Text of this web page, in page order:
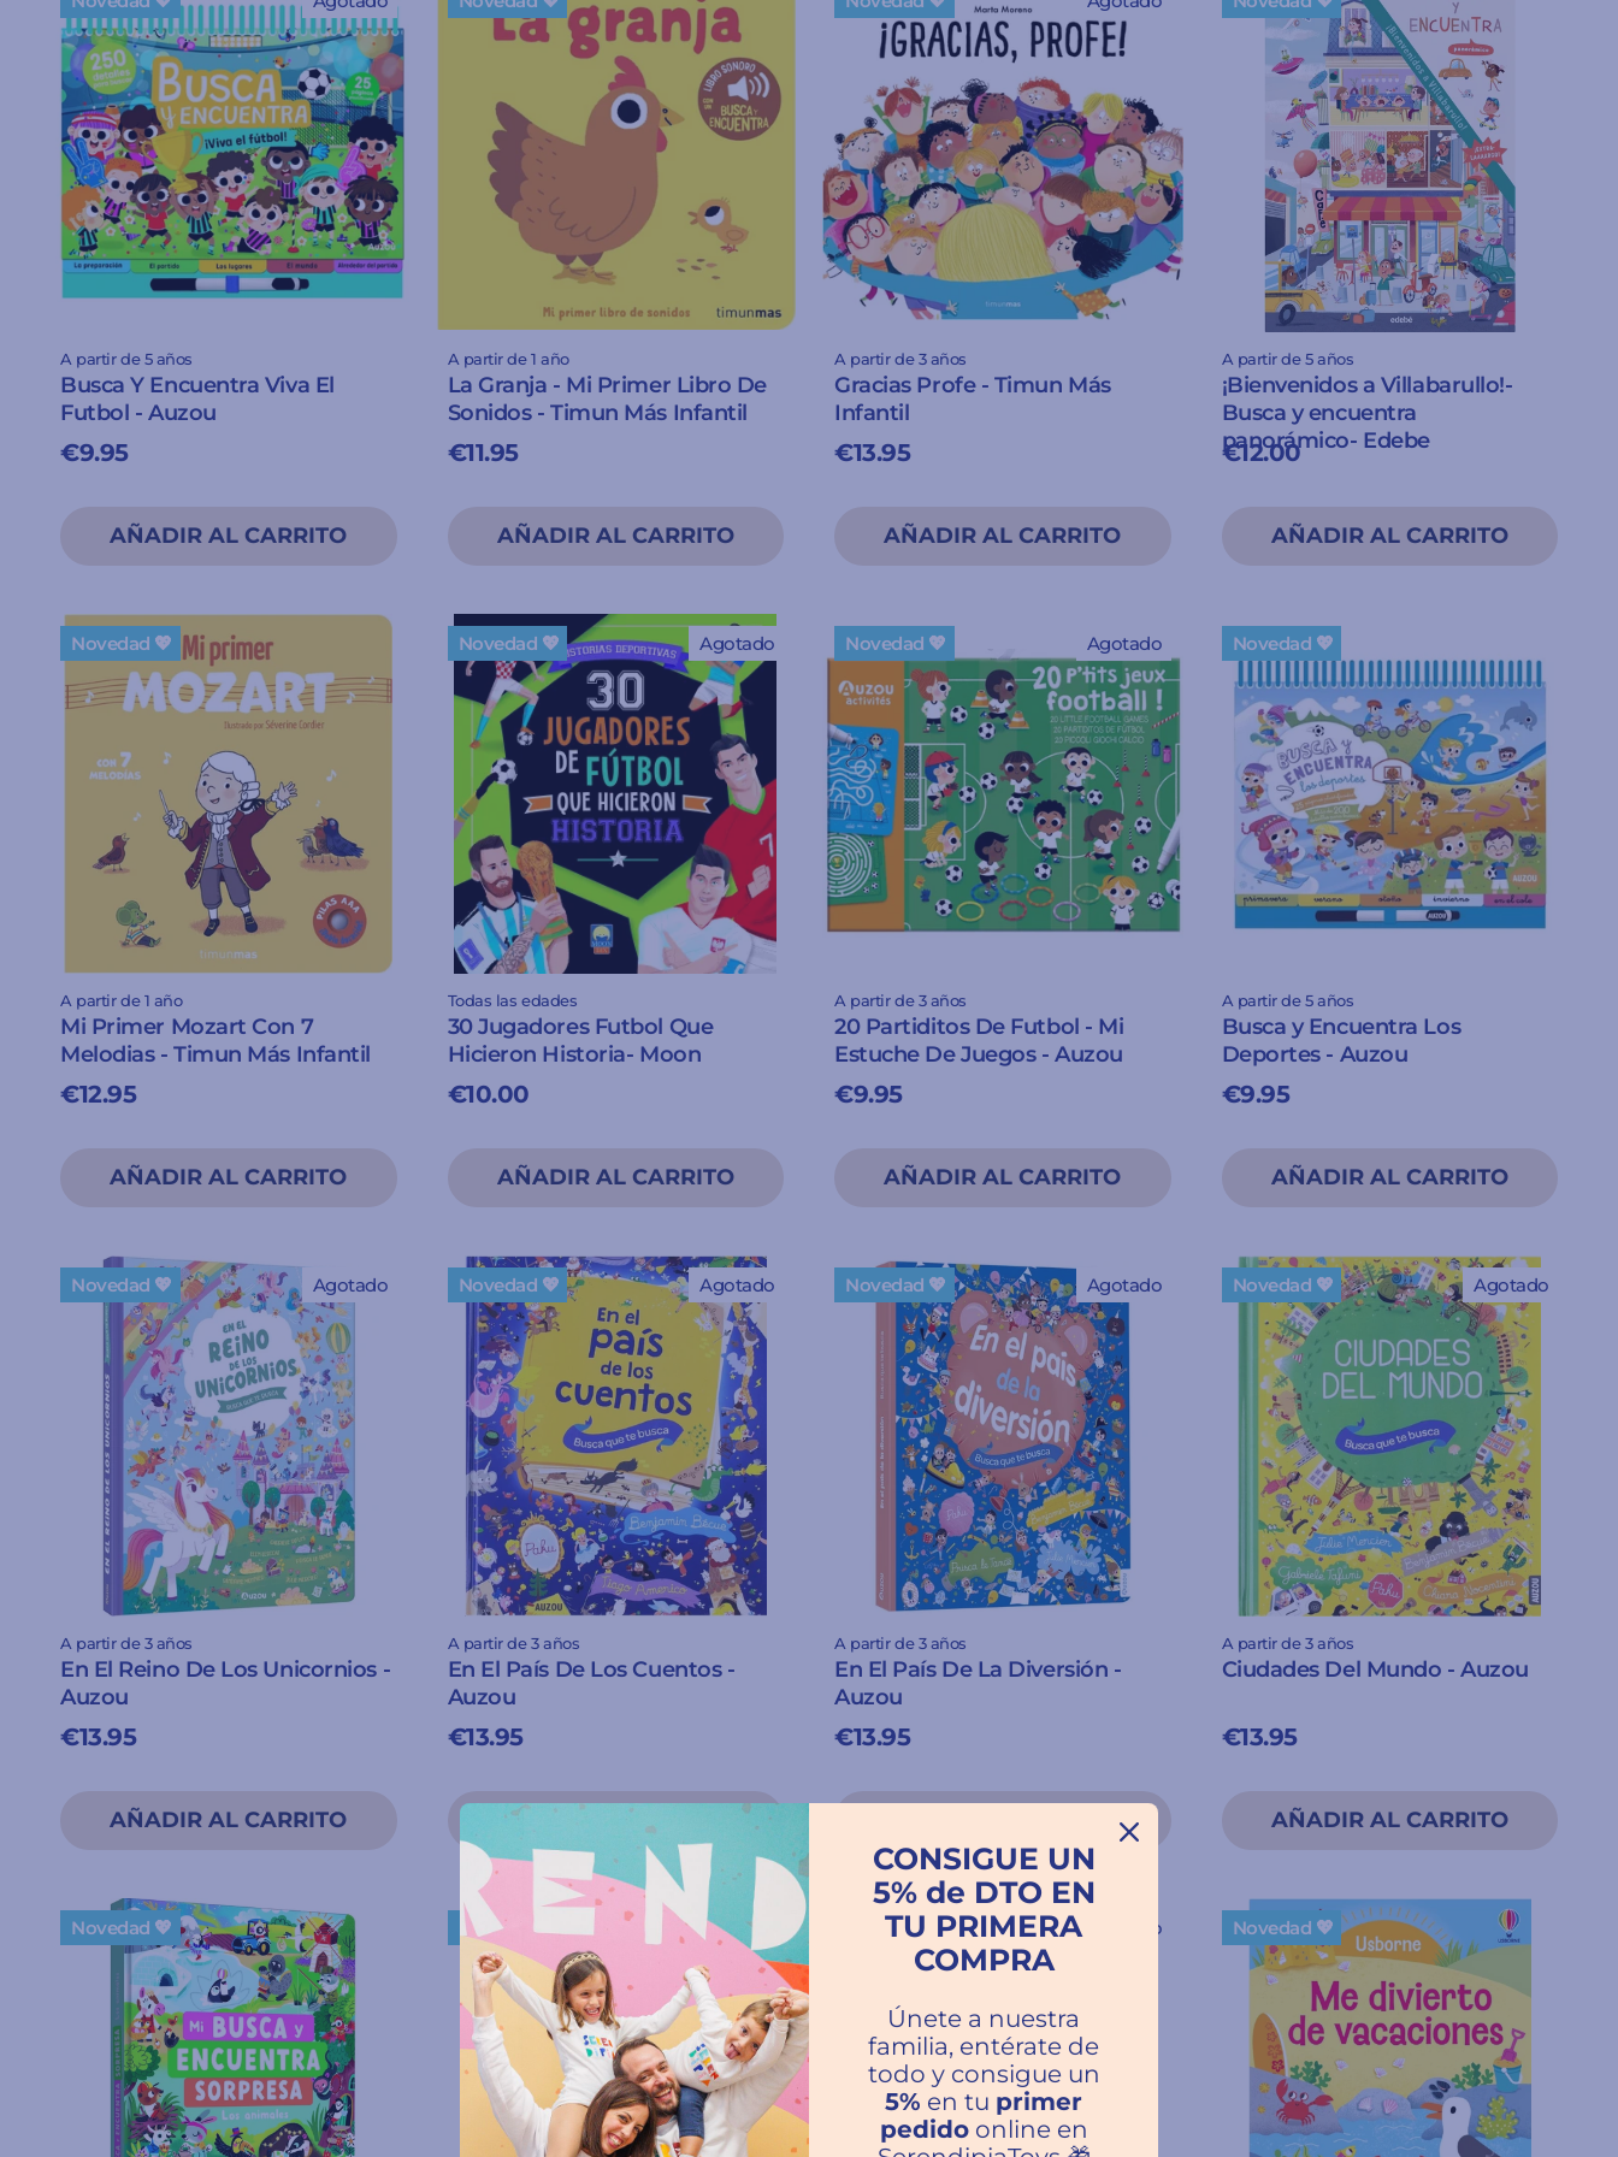
A partir de 5 años
Busca Y Encuentra Viva El
Futbol - Auzou
€9.95
A partir de 1 año
La Granja - Mi Primer Libro De
Sonidos - Timun Más Infantil
€11.95
A partir de 3 años
Gracias Profe - Timun Más
Infantil
€13.95
A partir de 5 años
¡Bienvenidos a Villabarullo!-
Busca y encuentra
panorámico- Edebe
€12.00
Novedad 💖
A partir de 1 año
Mi Primer Mozart Con 7
Melodias - Timun Más Infantil
€12.95
Agotado
Novedad 💖
Todas las edades
30 Jugadores Futbol Que
Hicieron Historia- Moon
€10.00
Agotado
Novedad 💖
A partir de 3 años
20 Partiditos De Futbol - Mi
Estuche De Juegos - Auzou
€9.95
Novedad 💖
A partir de 5 años
Busca y Encuentra Los
Deportes - Auzou
€9.95
Agotado
Novedad 💖
A partir de 3 años
En El Reino De Los Unicornios -
Auzou
€13.95
Agotado
Novedad 💖
A partir de 3 años
En El País De Los Cuentos -
Auzou
€13.95
Agotado
Novedad 💖
A partir de 3 años
En El País De La Diversión -
Auzou
€13.95
Agotado
Novedad 💖
A partir de 3 años
Ciudades Del Mundo - Auzou
€13.95
Novedad 💖 Agotado
Novedad 💖 Agotado
Novedad 💖 Novedad 💖
CONSIGUE UN
5% de DTO EN
TU PRIMERA
COMPRA
Únete a nuestra
familia, entérate de
todo y consigue un
5% en tu primer
pedidoonline en